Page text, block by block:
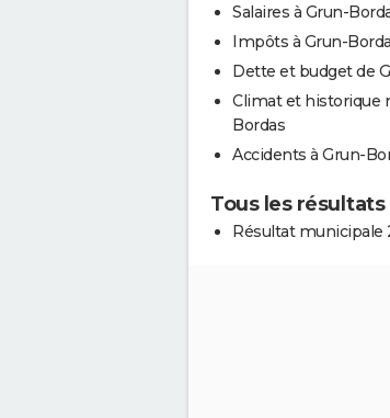
Salaires à Grun-
Impôts à Grun-
Dette et budget de
Climat et historique
Bordas
Accidents à Grun-
Tous les
Résultat municipale